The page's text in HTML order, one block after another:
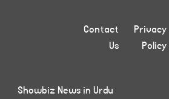
Privacy
Policy
Contact
Us
Showbiz News in Urdu